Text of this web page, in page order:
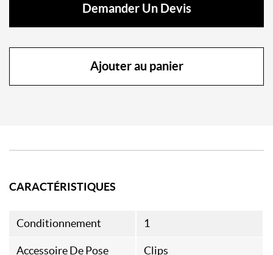
Demander Un Devis
Ajouter au panier
CARACTÉRISTIQUES
Conditionnement 1
Accessoire De Pose Clips